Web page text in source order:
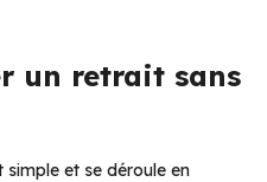
un retrait sans
et se déroule en